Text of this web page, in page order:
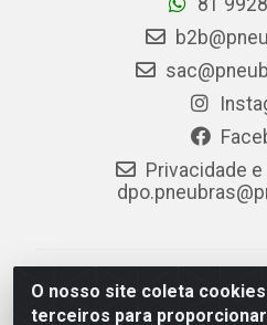
O nosso site coleta
terceiros para
81
Privacidade e
PneuBras - Rodovia BR-
Jaboatão dos Guararapes/PE